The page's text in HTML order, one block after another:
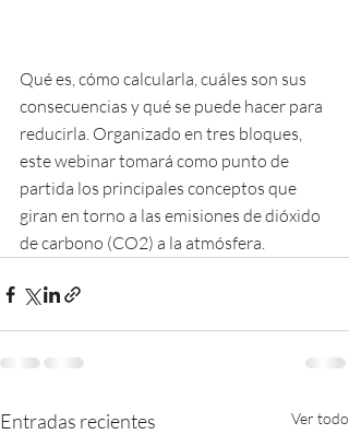
Qué es, cómo calcularla, cuáles son sus
consecuencias y qué se puede hacer para
reducirla. Organizado en tres bloques,
este webinar tomará como punto de
partida los principales conceptos que
giran en torno a las emisiones de dióxido
de carbono (CO2) a la atmósfera.
Entradas recientes Ver todo